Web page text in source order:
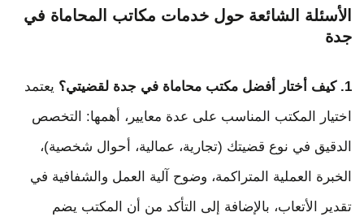
الأسئلة الشائعة حول خدمات مكاتب المحاماة في
جدة
1. كيف أختار أفضل مكتب محاماة في جدة لقضيتي؟
يعتمد
اختيار المكتب المناسب على عدة معايير، أهمها: التخصص
الدقيق في نوع قضيتك (تجارية، عمالية، أحوال شخصية)،
الخبرة العملية المتراكمة، وضوح آلية العمل والشفافية في
تقدير الأتعاب، بالإضافة إلى التأكد من أن المكتب يضم